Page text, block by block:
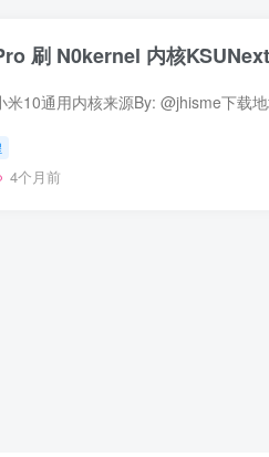
刷 N0kernel 内核
4个月前